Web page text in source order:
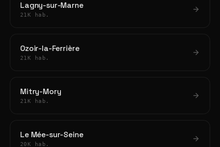
Lagny-sur-Marne
21K hab.
Ozoir-la-Ferrière
21K hab.
Mitry-Mory
21K hab.
Le Mée-sur-Seine
20K hab.